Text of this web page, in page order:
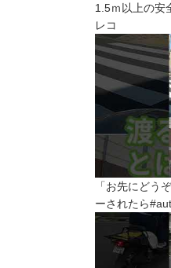
1.5ｍ以上の安
レコ
「お先にどう
ーされたら